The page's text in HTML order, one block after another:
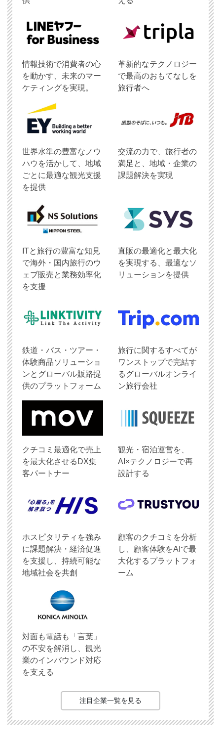
情報技術で消費者の心
を動かす、未来のマー
ケティングを実現。
革新的なテクノロジー
で最高のおもてなしを
旅行者へ
世界水準の豊富なノウ
ハウを活かして、地域
ごとに最適な観光支援
を提供
交流の力で、旅行者の
満足と、地域・企業の
課題解決を実現
ITと旅行の豊富な知見
で海外・国内旅行のウ
ェブ販売と業務効率化
を支援
直販の最適化と最大化
を実現する、最適なソ
リューションを提供
鉄道・バス・ツアー・
体験商品ソリューショ
ンとグローバル販路提
供のプラットフォーム
旅行に関するすべてが
ワンストップで完結す
るグローバルオンライ
ン旅行会社
クチコミ最適化で売上
を最大化させるDX集
客パートナー
観光・宿泊運営を、
AI×テクノロジーで再
設計する
ホスピタリティを強み
に課題解決・経済促進
を支援し、持続可能な
地域社会を共創
顧客のクチコミを分析
し、顧客体験をAIで最
大化するプラットフォ
ーム
対面も電話も「言葉」
の不安を解消し、観光
業のインバウンド対応
を支える
注目企業一覧を見る